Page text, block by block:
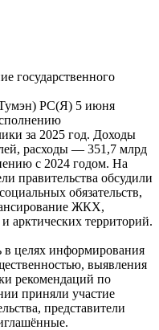
РС(Я) 5 июня
за 2025 год. Доходы
расходы — 351,7 млрд
с 2024 годом. На
правительства обсудили
обязательств,
ЖКХ,
и арктических территорий.
целях информирования
выявления
рекомендаций по
приняли участие
представители